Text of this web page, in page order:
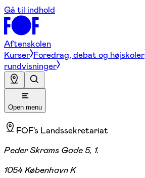
Gå til indhold
Aftenskolen
Kurser Foredrag, debat og højskoler
rundvisninger
Open menu
FOF's Landssekretariat
Peder Skrams Gade 5, 1.
1054 København K